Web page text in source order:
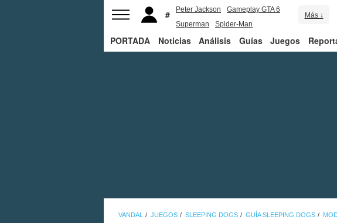
Peter Jackson
Gameplay GTA 6
Superman
Spider-Man
Más ↓
PORTADA Noticias Análisis Guías Juegos
VANDAL JUEGOS SLEEPING DOGS GUÍA SLEEPING DOGS